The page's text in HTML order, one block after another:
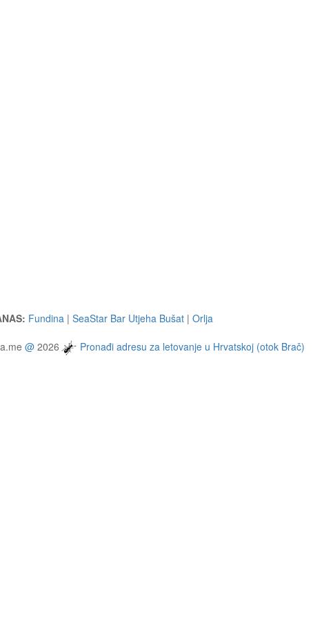
Fundina | SeaStar Bar Utjeha Bušat | Orlja
@ 2026 Pronađi adresu za letovanje u Hrvatskoj (otok Brač)